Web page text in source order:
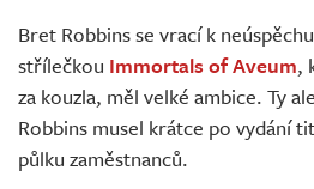
Živě
Bret Robbins se vrací k
střílečkou Immortals of Aveum,
za kouzla, měl velké ambice. Ty
Robbins musel krátce po vydání
půlku zaměstnanců.